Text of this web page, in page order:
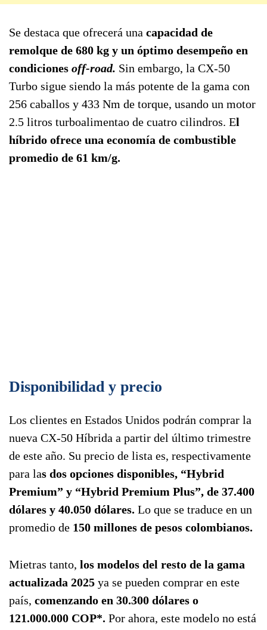
Se destaca que ofrecerá una capacidad de
remolque de 680 kg y un óptimo desempeño en
condiciones off-road. Sin embargo, la CX-50
Turbo sigue siendo la más potente de la gama con
256 caballos y 433 Nm de torque, usando un motor
2.5 litros turboalimentao de cuatro cilindros. El
híbrido ofrece una economía de combustible
promedio de 61 km/g.
Disponibilidad y precio
Los clientes en Estados Unidos podrán comprar la
nueva CX-50 Híbrida a partir del último trimestre
de este año. Su precio de lista es, respectivamente
para las dos opciones disponibles, “Hybrid
Premium” y “Hybrid Premium Plus”, de 37.400
dólares y 40.050 dólares. Lo que se traduce en un
promedio de 150 millones de pesos colombianos.
Mietras tanto, los modelos del resto de la gama
actualizada 2025 ya se pueden comprar en este
país, comenzando en 30.300 dólares o
121.000.000 COP*. Por ahora, este modelo no está